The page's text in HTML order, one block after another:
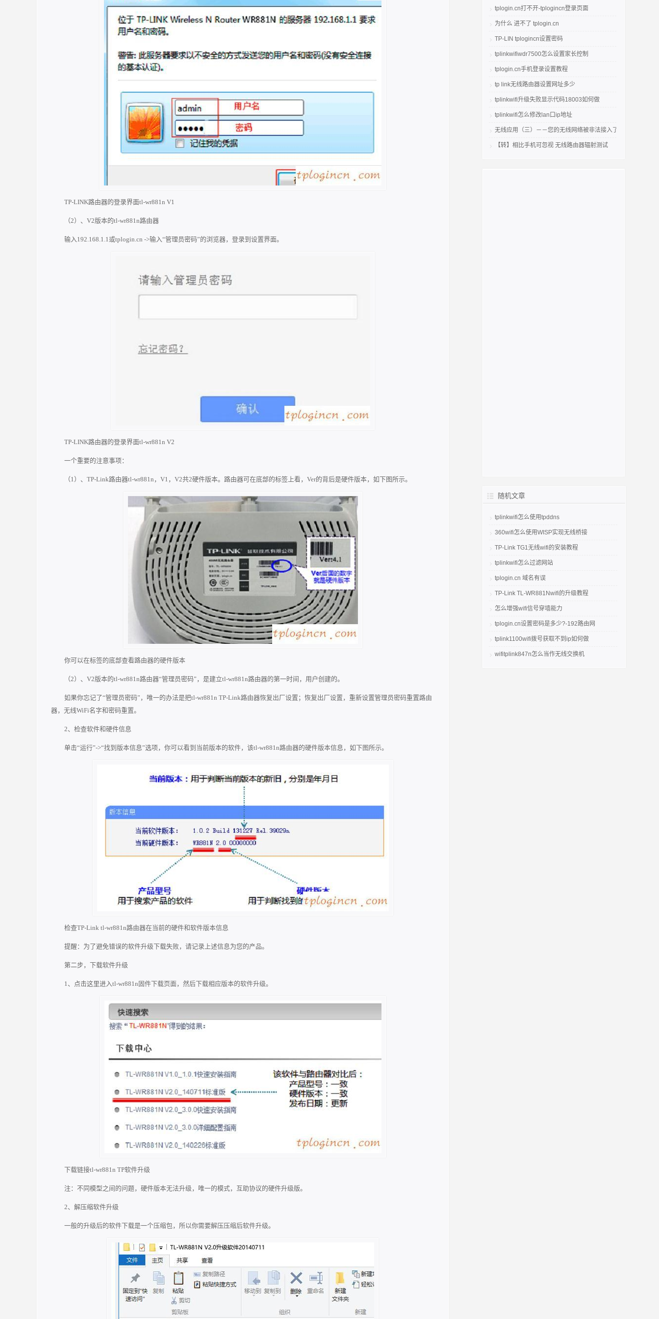
TP-LINK路由器的登录界面tl-wr881n V1
（2）、V2版本的tl-wr881n路由器
输入192.168.1.1或tplogin.cn ->输入“管理员密码”的浏览器，登录到设置界面。
TP-LINK路由器的登录界面tl-wr881n V2
一个重要的注意事项：
（1）、TP-Link路由器tl-wr881n，V1，V2共2硬件版本。路由器可在底部的标签上看，Ver的背后是硬件版本，如下图所示。
你可以在标签的底部查看路由器的硬件版本
（2）、V2版本的tl-wr881n路由器“管理员密码”，是建立tl-wr881n路由器的第一时间，用户创建的。
如果你忘记了“管理员密码”，唯一的办法是把tl-wr881n TP-Link路由器恢复出厂设置；恢复出厂设置，重新设置管理员密码重置路由
器，无线WiFi名字和密码重置。
2、检查软件和硬件信息
单击“运行”->“找到版本信息”选项，你可以看到当前版本的软件，该tl-wr881n路由器的硬件版本信息，如下图所示。
检查TP-Link tl-wr881n路由器在当前的硬件和软件版本信息
提醒：为了避免错误的软件升级下载失败，请记录上述信息为您的产品。
第二步，下载软件升级
1、点击这里进入tl-wr881n固件下载页面，然后下载相应版本的软件升级。
下载链接tl-wr881n TP软件升级
注：不同模型之间的问题，硬件版本无法升级，唯一的模式，互助协议的硬件升级版。
2、解压缩软件升级
一般的升级后的软件下载是一个压缩包，所以你需要解压压缩后软件升级。
tplogin.cn打不开-tplogincn登录页面
为什么 进不了 tplogin.cn
TP-LIN tplogincn设置密码
tplinkwifiwdr7500怎么设置家长控制
tplogin.cn手机登录设置教程
tp link无线路由器设置网址多少
tplinkwifi升级失败显示代码18003如何做
tplinkwifi怎么修改lan口ip地址
无线应用（三）－－您的无线网络被非法接入了吗
【转】相比手机可忽视 无线路由器辐射测试
随机文章
tplinkwifi怎么使用tpddns
360wifi怎么使用WISP实现无线桥接
TP-Link TG1无线wifi的安装教程
tplinkwifi怎么过滤网站
tplogin.cn 域名有误
TP-Link TL-WR881Nwifi的升级教程
怎么增强wifi信号穿墙能力
tplogin.cn设置密码是多少?-192路由网
tplink1100wifi拨号获取不到ip如何做
wifitplink847n怎么当作无线交换机